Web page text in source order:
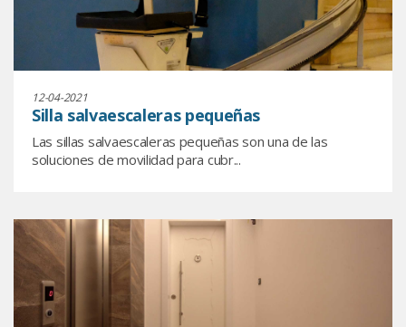
12-04-2021
Silla salvaescaleras pequeñas
Las sillas salvaescaleras pequeñas son una de las
soluciones de movilidad para cubr...